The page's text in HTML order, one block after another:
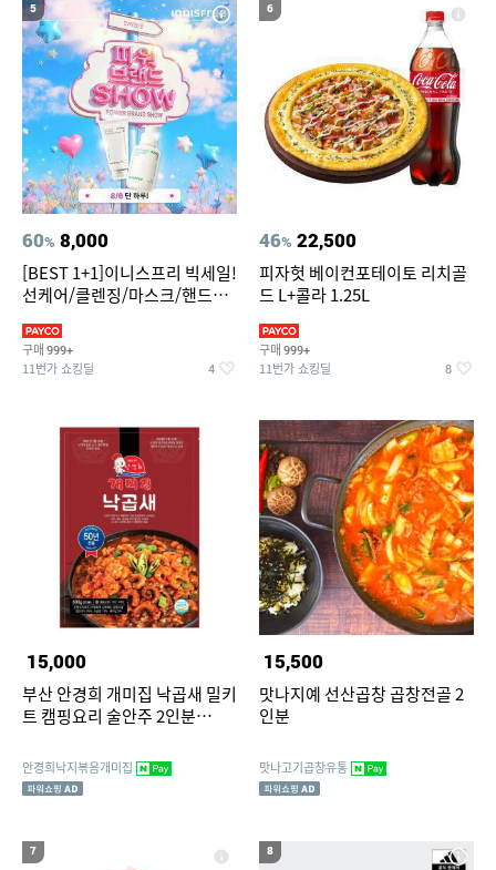
5
60% 8,000
[BEST 1+1]이니스프리 빅세일!
선케어/클렌징/마스크/핸드크
구매 999+
11번가 쇼킹딜 4
6
46% 22,500
피자헛 베이컨포테이토 리치골
드 L+콜라 1.25L
구매 999+
11번가 쇼킹딜 8
15,000
부산 안경희 개미집 낙곱새 밀키
트 캠핑요리 술안주 2인분
안경희낙지볶음개미집
15,500
맛나지예 선산곱창 곱창전골 2
인분
맛나고기곱창유통
7 8